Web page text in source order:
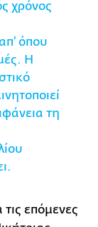
χρόνος
όπου
Η
τη
επόμενες